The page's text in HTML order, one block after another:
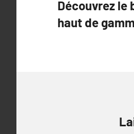
de
l’article
Découvrez le
haut de